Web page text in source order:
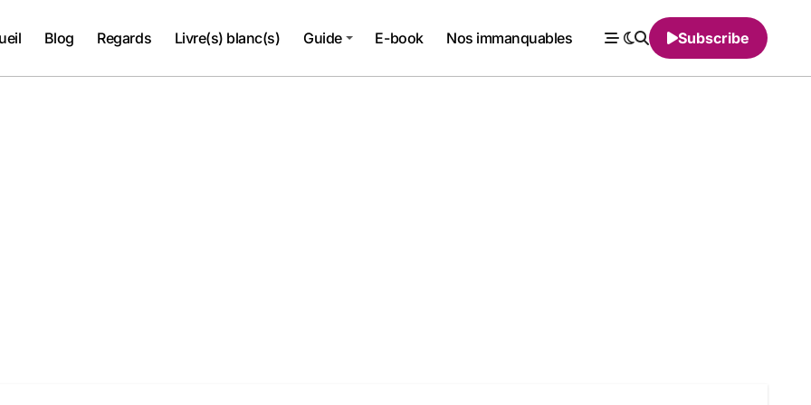
Blog Regards Livre(s) blanc(s) Guide E-book Nos immanquables Subscribe